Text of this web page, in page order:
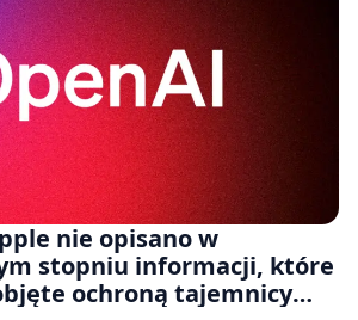
nie opisano w
stopniu informacji, które
ochroną tajemnicy